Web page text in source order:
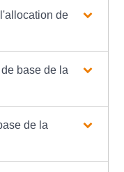
de
base de la
de la